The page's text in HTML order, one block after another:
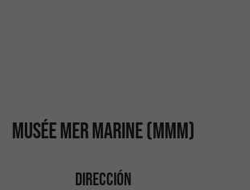
MUSÉE MER MARINE (MMM)
DIRECCIÓN